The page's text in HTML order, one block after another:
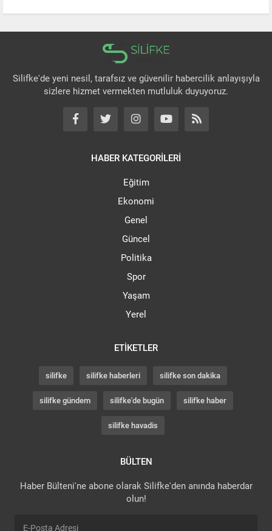
Silifke'de yeni nesil, tarafsız ve güvenilir habercilik anlayışıyla
sizlere hizmet vermekten mutluluk duyuyoruz.
HABER KATEGORİLERİ
Eğitim
Ekonomi
Genel
Güncel
Politika
Spor
Yaşam
Yerel
ETIKETLER
silifke silifke haberleri silifke son dakika
silifke gündem silifke'de bugün silifke haber
silifke havadis
BÜLTEN
Haber Bülteni'ne abone olarak Silifke'den anında haberdar
olun!